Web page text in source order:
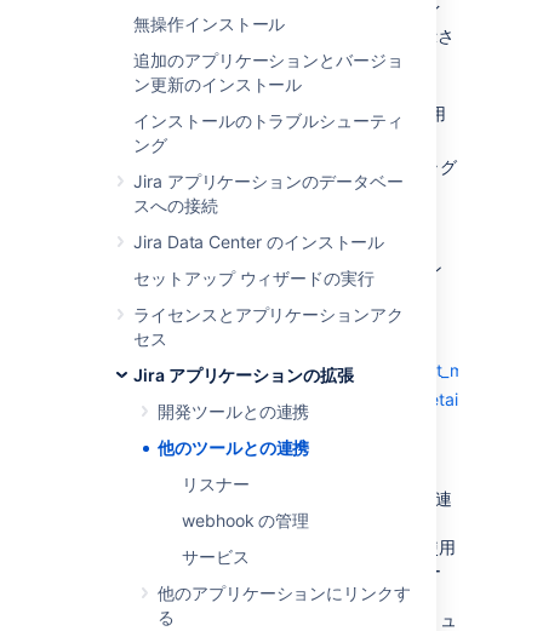
無操作インストール
追加のアプリケーションとバージョ
ン更新のインストール
インストールのトラブルシューティ
ング
Jira アプリケーションのデータベー
スへの接続
Jira Data Center のインストール
セットアップ ウィザードの実行
ライセンスとアプリケーションアク
セス
Jira アプリケーションの拡張
開発ツールとの連携
他のツールとの連携
リスナー
webhook の管理
サービス
他のアプリケーションにリンクす
る
プラグイン
を選択します。ユーザーがイ
ンストール済みのプラ​​グインが一覧表示さ
れます。
ページの下部で、Zephyr Enterprise
Connectorを検索してクリックし、利用
可能なオプションを表示します。
をクリックします 。Zephyr プラグ
インが有効になります。
Zephyr の
Jira 概要とセットアップドキュメン
テーションを参照してください。
関連トピック
http://www.getzephyr.com/zephyr/
https://plugins.atlassian.com/plugin/details/18715
Subversion との統合
Jira と Subversion の連携により、各課題に関連
する Subversion のコミット情報を表示できま
す。Subversion 連携は
を使用
して実装できます。Fisheye 連携はソース コー
ドや関連する Jira 連携でのスケーラビリティ、
視認性、柔軟性
を実現しますが、いずれのソリュ